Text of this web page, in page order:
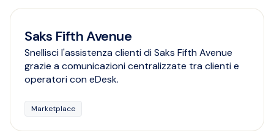
Saks Fifth Avenue
Snellisci l'assistenza clienti di Saks Fifth Avenue
grazie a comunicazioni centralizzate tra clienti e
operatori con eDesk.
Marketplace